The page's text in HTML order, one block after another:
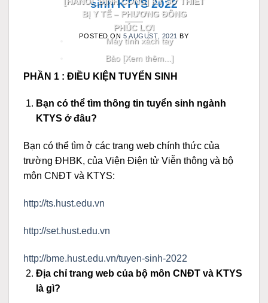
BỊ Y TẾ – PHƯƠNG ĐÔNG
PHÚC LỢI
Máy tính xách tay
Bảo [Xem thêm...]
sinh KTYS 2022
POSTED ON5 AUGUST, 2021 BY
PHẦN 1 : ĐIỀU KIỆN TUYỂN SINH
Bạn có thể tìm thông tin tuyển sinh ngành
KTYS ở đâu?
Bạn có thể tìm ở các trang web chính thức của
trường ĐHBK, của Viện Điện tử Viễn thông và bộ
môn CNĐT và KTYS:
http://ts.hust.edu.vn
http://set.hust.edu.vn
http://bme.hust.edu.vn/tuyen-sinh-2022
Địa chỉ trang web của bộ môn CNĐT và KTYS
là gì?